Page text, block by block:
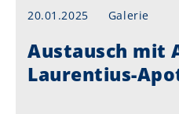
20.01.2025 Galerie
Austausch mit
Laurentius-